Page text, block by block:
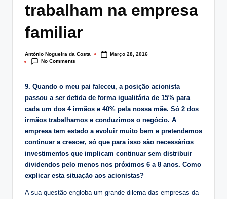
trabalham na empresa
familiar
Posted
by
António Nogueira da Costa
Março 28, 2016
No Comments
9. Quando o meu pai faleceu, a posição acionista
passou a ser detida de forma igualitária de 15% para
cada um dos 4 irmãos e 40% pela nossa mãe. Só 2 dos
irmãos trabalhamos e conduzimos o negócio. A
empresa tem estado a evoluir muito bem e pretendemos
continuar a crescer, só que para isso são necessários
investimentos que implicam continuar sem distribuir
dividendos pelo menos nos próximos 6 a 8 anos. Como
explicar esta situação aos acionistas?
A sua questão engloba um grande dilema das empresas da